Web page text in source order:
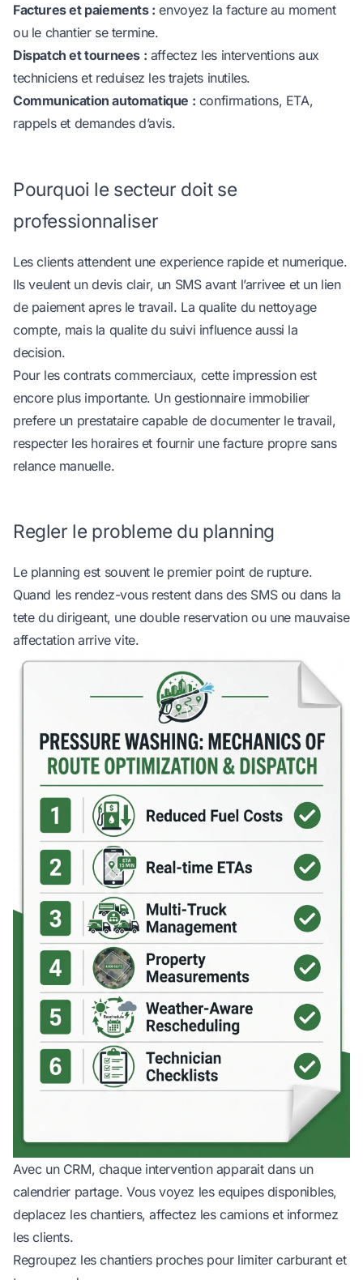
Factures et paiements : envoyez la facture au moment
ou le chantier se termine.
Dispatch et tournees : affectez les interventions aux
techniciens et reduisez les trajets inutiles.
Communication automatique : confirmations, ETA,
rappels et demandes d’avis.
Pourquoi le secteur doit se
professionnaliser
Les clients attendent une experience rapide et numerique.
Ils veulent un devis clair, un SMS avant l’arrivee et un lien
de paiement apres le travail. La qualite du nettoyage
compte, mais la qualite du suivi influence aussi la
decision.
Pour les contrats commerciaux, cette impression est
encore plus importante. Un gestionnaire immobilier
prefere un prestataire capable de documenter le travail,
respecter les horaires et fournir une facture propre sans
relance manuelle.
Regler le probleme du planning
Le planning est souvent le premier point de rupture.
Quand les rendez-vous restent dans des SMS ou dans la
tete du dirigeant, une double reservation ou une mauvaise
affectation arrive vite.
Avec un CRM, chaque intervention apparait dans un
calendrier partage. Vous voyez les equipes disponibles,
deplacez les chantiers, affectez les camions et informez
les clients.
Regroupez les chantiers proches pour limiter carburant et